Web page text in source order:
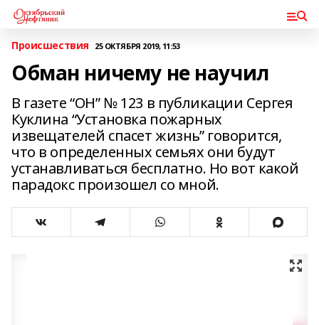
Происшествия 25 ОКТЯБРЯ 2019, 11:53
Обман ничему не научил
В газете “ОН” № 123 в публикации Сергея
Куклина “Установка пожарных
извещателей спасет жизнь” говорится,
что в определенных семьях они будут
устанавливаться бесплатно. Но вот какой
парадокс произошел со мной.